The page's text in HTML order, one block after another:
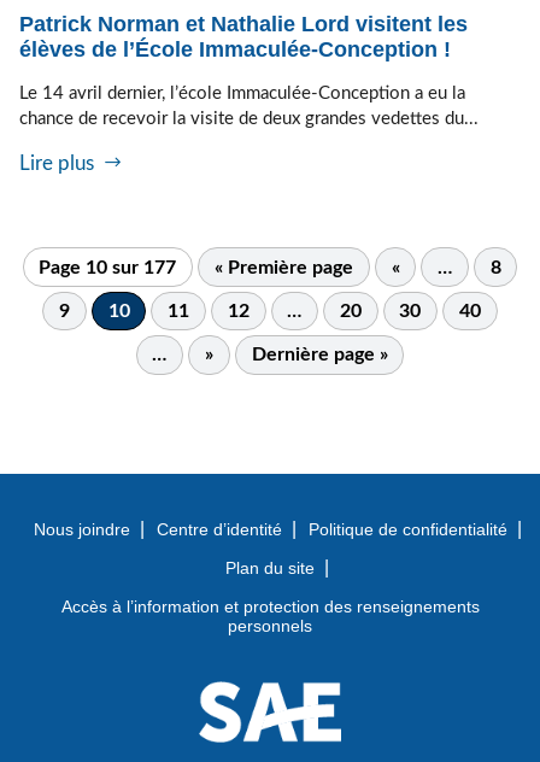
Patrick Norman et Nathalie Lord visitent les
élèves de l’École Immaculée-Conception !
Le 14 avril dernier, l’école Immaculée-Conception a eu la
chance de recevoir la visite de deux grandes vedettes du...
Lire plus
Page 10 sur 177 « Première page « … 8
9 10 11 12 … 20 30 40
… » Dernière page »
Nous joindre Centre d’identité
Politique de confidentialité
Plan du site
Accès à l’information et protection des renseignements
personnels